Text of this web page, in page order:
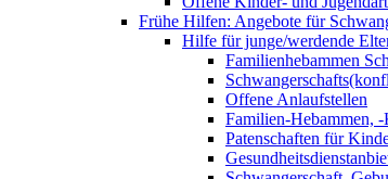
Frühe Hilfen: Angebote für
Hilfe für junge/werdende
Familienhebammen
Offene Anlaufstellen
Familien-Hebammen,
Patenschaften für